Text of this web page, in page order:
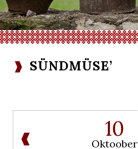
SÜNDMÜSE’
10
Oktoober